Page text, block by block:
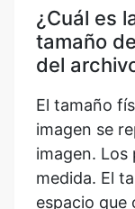
¿Cuál es
tamaño
del
El tamaño
imagen se
imagen. Los
medida. El
espacio que